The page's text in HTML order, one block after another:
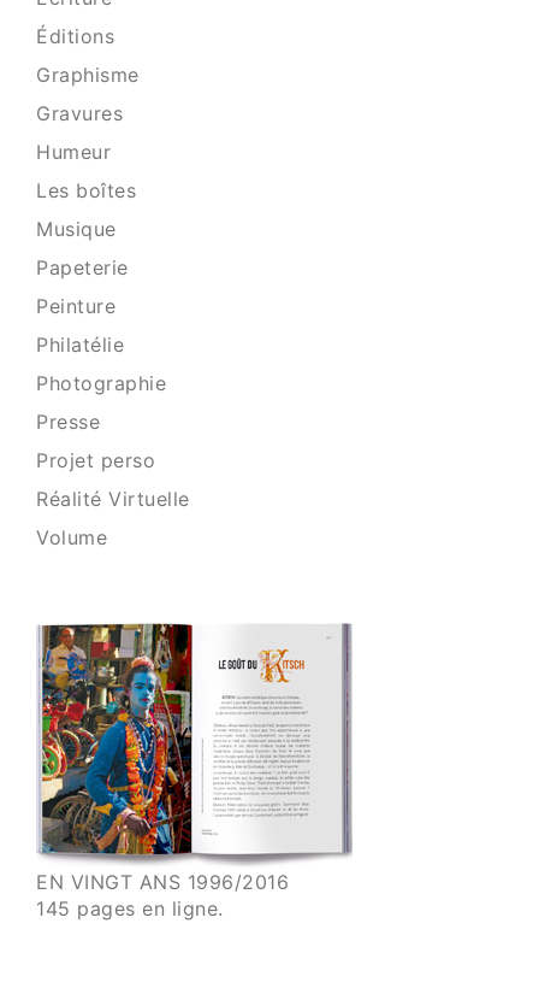
Éditions
Graphisme
Gravures
Humeur
Les boîtes
Musique
Papeterie
Peinture
Philatélie
Photographie
Presse
Projet perso
Réalité Virtuelle
Volume
EN VINGT ANS 1996/2016
145 pages en ligne.